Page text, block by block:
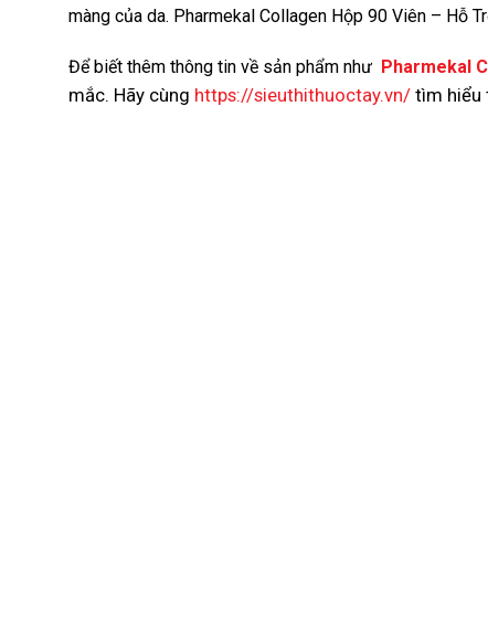
màng của da. Pharmekal Collagen Hộp 90 Viên – Hỗ
Để biết thêm thông tin về sản phẩm như Pharmekal
mắc. Hãy cùng https://sieuthithuoctay.vn/ tìm hiểu